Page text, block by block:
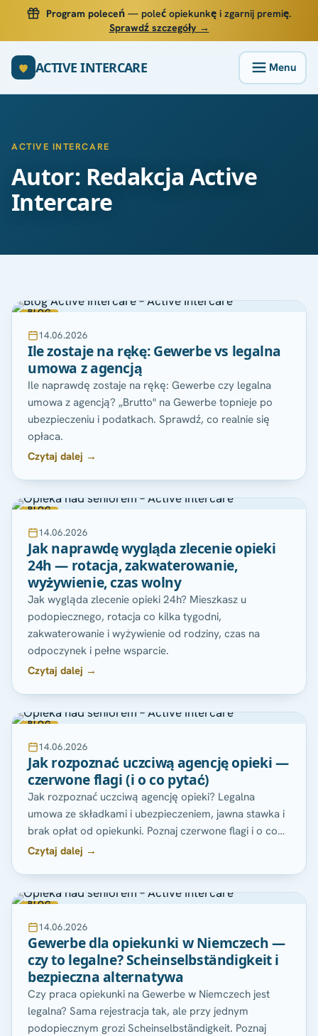
Program poleceń — poleć opiekunkę i zgarnij premię.
Sprawdź szczegóły →
ACTIVE INTERCARE
ACTIVE INTERCARE
Autor: Redakcja Active
Intercare
BLOG
14.06.2026
Ile zostaje na rękę: Gewerbe vs legalna
umowa z agencją
Ile naprawdę zostaje na rękę: Gewerbe czy legalna
umowa z agencją? „Brutto" na Gewerbe topnieje po
ubezpieczeniu i podatkach. Sprawdź, co realnie się
opłaca.
Czytaj dalej →
BLOG
14.06.2026
Jak naprawdę wygląda zlecenie opieki
24h — rotacja, zakwaterowanie,
wyżywienie, czas wolny
Jak wygląda zlecenie opieki 24h? Mieszkasz u
podopiecznego, rotacja co kilka tygodni,
zakwaterowanie i wyżywienie od rodziny, czas na
odpoczynek i pełne wsparcie.
Czytaj dalej →
BLOG
14.06.2026
Jak rozpoznać uczciwą agencję opieki —
czerwone flagi (i o co pytać)
Jak rozpoznać uczciwą agencję opieki? Legalna
umowa ze składkami i ubezpieczeniem, jawna stawka i
brak opłat od opiekunki. Poznaj czerwone flagi i o co…
Czytaj dalej →
BLOG
14.06.2026
Gewerbe dla opiekunki w Niemczech —
czy to legalne? Scheinselbständigkeit i
bezpieczna alternatywa
Czy praca opiekunki na Gewerbe w Niemczech jest
legalna? Sama rejestracja tak, ale przy jednym
podopiecznym grozi Scheinselbständigkeit. Poznaj